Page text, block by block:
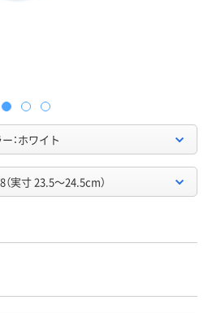
：ホワイト
（実寸 23.5～24.5cm）